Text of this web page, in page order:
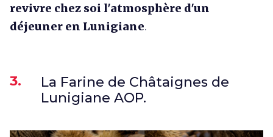
revivre chez soi l'atmosphère d'un
déjeuner en Lunigiane.
3.
La Farine de Châtaignes de
Lunigiane AOP.